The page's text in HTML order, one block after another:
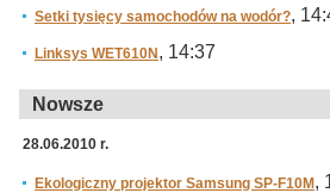
Setki tysięcy samochodów na wodór?,
Linksys WET610N , 14:37
Nowsze
28.06.2010 r.
Ekologiczny projektor Samsung SP-F10M ,